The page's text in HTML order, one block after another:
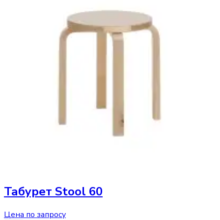
Табурет Stool 60
Цена по запросу